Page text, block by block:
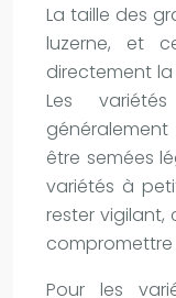
La taille des
luzerne, et
directement
Les
être semées
variétés à
rester
compromettre
Pour les